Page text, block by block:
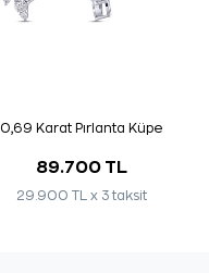
0,69 Karat Pırlanta Küpe
89.700 TL
29.900 TL x 3 taksit